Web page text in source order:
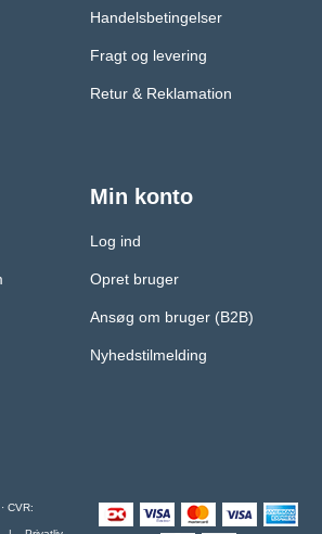
Handelsbetingelser
Fragt og levering
Retur & Reklamation
Min konto
Log ind
Opret bruger
Ansøg om bruger (B2B)
Nyhedstilmelding
CVR: